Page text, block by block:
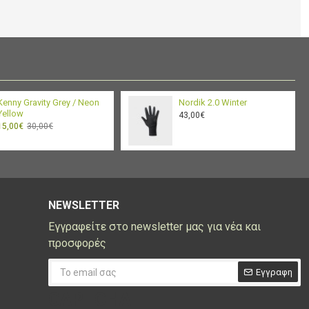
Gravity Grey / Neon
30,00€
Nordik 2.0 Winter
43,00€
NEWSLETTER
Εγγραφείτε στο newsletter μας για νέα και
προσφορές
Εγγραφη